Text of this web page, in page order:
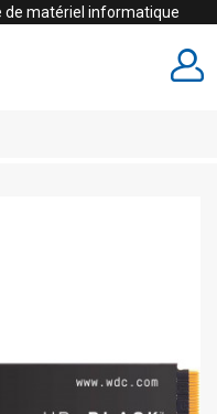
de matériel informatique